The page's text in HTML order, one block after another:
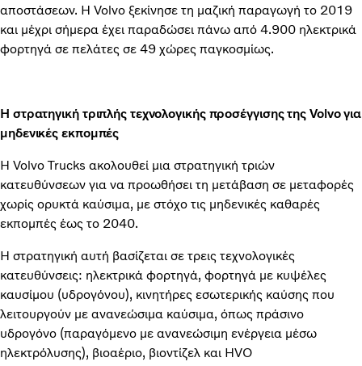
αποστάσεων. Η Volvo ξεκίνησε τη μαζική παραγωγή το 2019
και μέχρι σήμερα έχει παραδώσει πάνω από 4.900 ηλεκτρικά
φορτηγά σε πελάτες σε 49 χώρες παγκοσμίως.
Η στρατηγική τριπλής τεχνολογικής προσέγγισης της Volvo για
μηδενικές εκπομπές
Η Volvo Trucks ακολουθεί μια στρατηγική τριών
κατευθύνσεων για να προωθήσει τη μετάβαση σε μεταφορές
χωρίς ορυκτά καύσιμα, με στόχο τις μηδενικές καθαρές
εκπομπές έως το 2040.
Η στρατηγική αυτή βασίζεται σε τρεις τεχνολογικές
κατευθύνσεις: ηλεκτρικά φορτηγά, φορτηγά με κυψέλες
καυσίμου (υδρογόνου), κινητήρες εσωτερικής καύσης που
λειτουργούν με ανανεώσιμα καύσιμα, όπως πράσινο
υδρογόνο (παραγόμενο με ανανεώσιμη ενέργεια μέσω
ηλεκτρόλυσης), βιοαέριο, βιοντίζελ και HVO